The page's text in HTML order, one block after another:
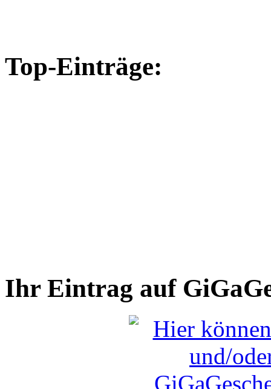
Top-Einträge:
Ihr Eintrag auf